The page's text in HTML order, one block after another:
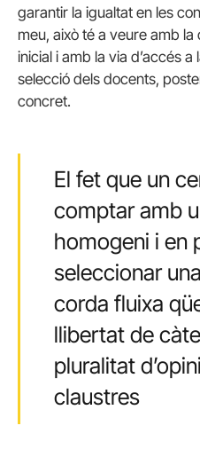
garantir la igualtat en les
meu, això té a veure amb
inicial i amb la via d’accés
selecció dels docents,
concret.
El fet que un
comptar amb
homogeni i en
seleccionar
corda fluixa
llibertat de
pluralitat
claustres